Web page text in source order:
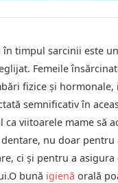
timpul sarcinii este
Femeile
fizice și hormonale,
semnificativ în
ca viitoarele mame să
nu doar pentru
ci și pentru a asigura
bună igienă orală